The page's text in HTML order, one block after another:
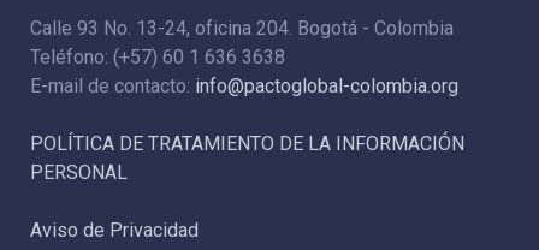
Calle 93 No. 13-24, oficina 204. Bogotá - Colombia
Teléfono: (+57) 60 1 636 3638
E-mail de contacto: info@pactoglobal-colombia.org
POLÍTICA DE TRATAMIENTO DE LA INFORMACIÓN
PERSONAL
Aviso de Privacidad